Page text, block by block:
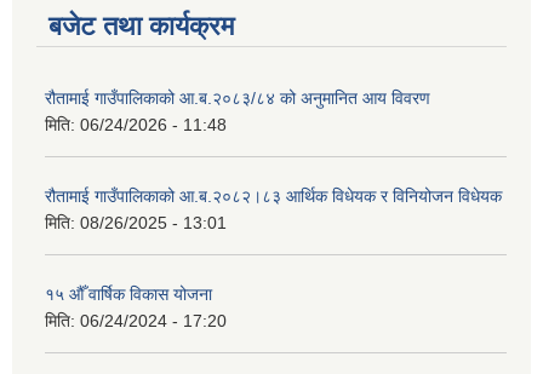
बजेट तथा कार्यक्रम
रौतामाई गाउँपालिकाको आ.ब.२०८३/८४ को अनुमानित आय विवरण
मिति: 06/24/2026 - 11:48
रौतामाई गाउँपालिकाको आ.ब.२०८२।८३ आर्थिक विधेयक र विनियोजन विधेयक
मिति: 08/26/2025 - 13:01
१५ औँ वार्षिक विकास योजना
मिति: 06/24/2024 - 17:20